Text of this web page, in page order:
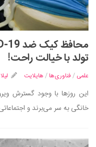
تولد با خیالت راحت!
علمی / فناوری‌ها / هایلایت
این روزها با وجود گسترش
خانگی به سر می‌برند و